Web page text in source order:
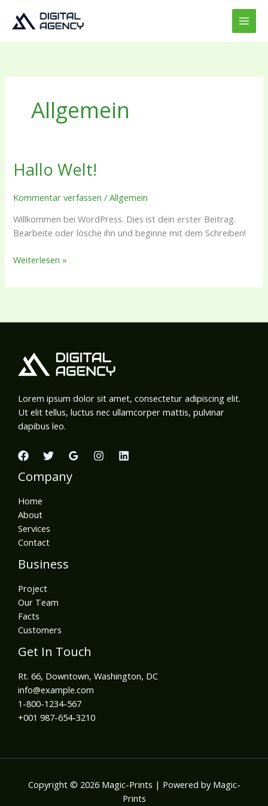
Inhalt
Allgemein
Hallo Welt!
Kommentar verfassen /Allgemein
Willkommen bei WordPress. Dies ist dein erster Beitrag.
Bearbeite oder lösche ihn und beginne mit dem Schreiben!
Hallo
Welt!
Weiterlesen »
Lorem ipsum dolor sit amet, consectetur adipiscing elit.
Ut elit tellus, luctus nec ullamcorper mattis, pulvinar
dapibus leo.
Company
Home
About
Services
Contact
Business
Project
Our Team
Facts
Customers
Get In Touch
Rt. 66, Downtown, Washington, DC
info@example.com​
1-800-1234-567
+001 987-654-3210
Copyright © 2026 Magic-Prints | Powered by Magic-
Prints